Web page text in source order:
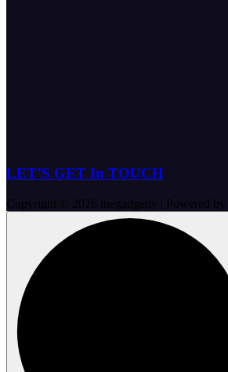
LET’S GET In TOUCH
Copyright © 2026 thegadgetly | Powered by